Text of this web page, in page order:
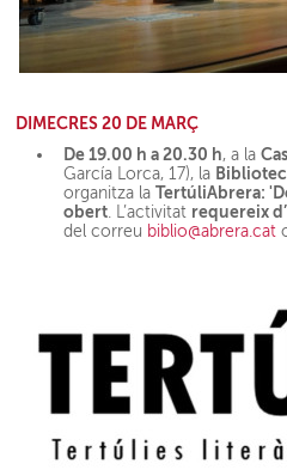
DIMECRES 20 DE MARÇ
De 19.00 h a 20.30 h, a la
García Lorca, 17), la
organitza laTertúliAbrera:
obert. L’activitat requereix
del correu biblio@abrera.cat